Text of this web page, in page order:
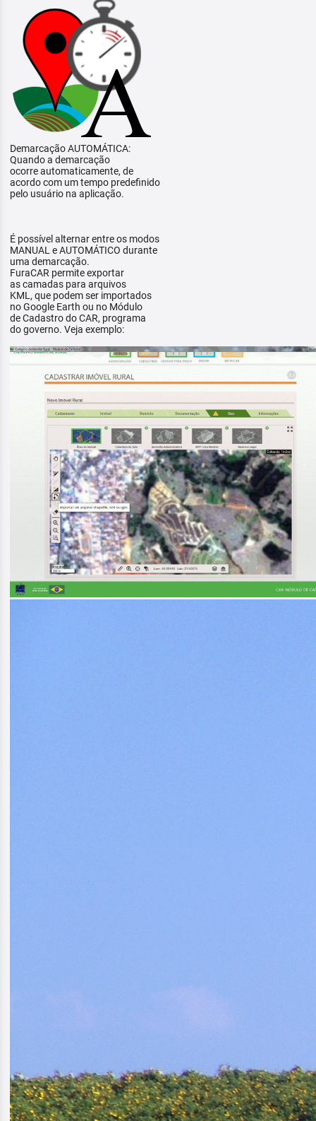
Demarcação AUTOMÁTICA:
Quando a demarcação
ocorre automaticamente, de
acordo com um tempo predefinido
pelo usuário na aplicação.
É possível alternar entre os modos
MANUAL e AUTOMÁTICO durante
uma demarcação.
FuraCAR permite exportar
as camadas para arquivos
KML, que podem ser importados
no Google Earth ou no Módulo
de Cadastro do CAR, programa
do governo. Veja exemplo: